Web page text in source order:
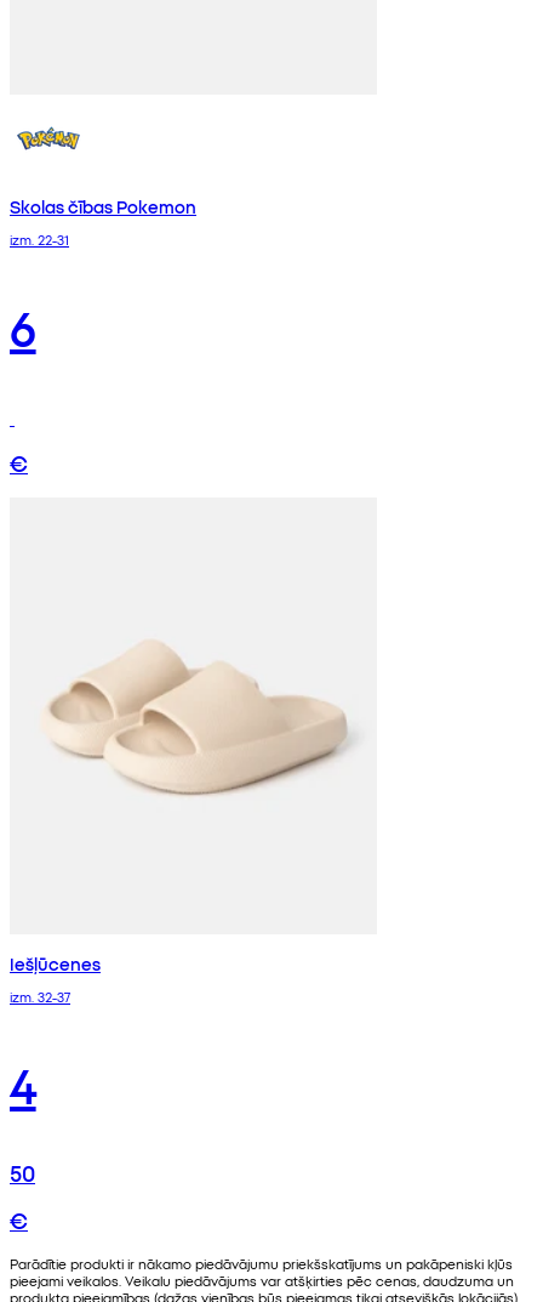
Skolas čības Pokemon
izm. 22-31
6
€
Iešļūcenes
izm. 32-37
4
50
€
Parādītie produkti ir nākamo piedāvājumu priekšskatījums un pakāpeniski kļūs
pieejami veikalos. Veikalu piedāvājums var atšķirties pēc cenas, daudzuma un
produkta pieejamības (dažas vienības būs pieejamas tikai atsevišķās lokācijās).